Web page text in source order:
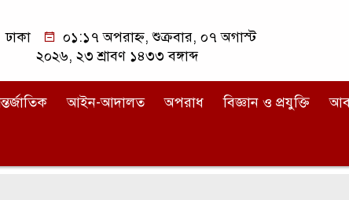
ঢাকা
০১:১৭ অপরাহ্ন, শুক্রবার, ০৭ অগাস্ট
২০২৬, ২৩ শ্রাবণ ১৪৩৩ বঙ্গাব্দ
আইন-আদালত অপরাধ বিজ্ঞান ও প্রযুক্তি